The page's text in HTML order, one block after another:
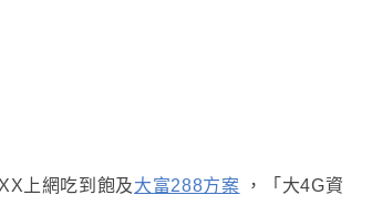
上網吃到飽及大富288方案 ，
「大4G資